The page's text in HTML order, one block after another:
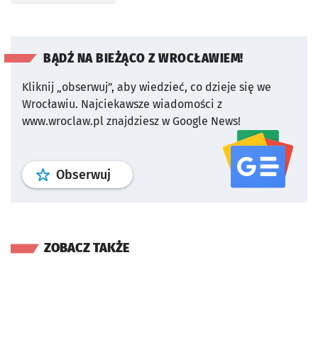
BĄDŹ NA BIEŻĄCO Z WROCŁAWIEM!
Kliknij „obserwuj”, aby wiedzieć, co dzieje się we
Wrocławiu. Najciekawsze wiadomości z
www.wroclaw.pl znajdziesz w Google News!
Obserwuj profil serwisu
ZOBACZ TAKŻE